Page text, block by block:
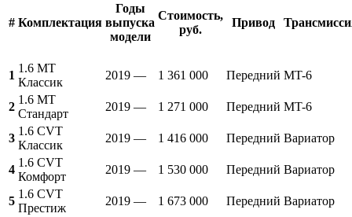
# Комплектация
Годы
выпуска
модели
Стоимость,
руб.
Привод
1
1.6 MT
Классик
2019 — 1 361 000 Передний MT-6
2
1.6 MT
Стандарт
2019 — 1 271 000 Передний MT-6
3
1.6 CVT
Классик
2019 — 1 416 000 Передний Вариатор
4
1.6 CVT
Комфорт
2019 — 1 530 000 Передний Вариатор
5
1.6 CVT
Престиж
2019 — 1 673 000 Передний Вариатор